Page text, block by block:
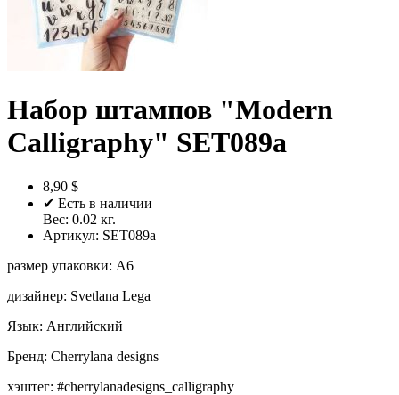
Набор штампов "Modern
Calligraphy" SET089a
8,90 $
✔ Есть в наличии
Вес: 0.02 кг.
Артикул: SET089a
размер упаковки: A6
дизайнер: Svetlana Lega
Язык: Английский
Бренд: Cherrylana designs
хэштег: #cherrylanadesigns_calligraphy